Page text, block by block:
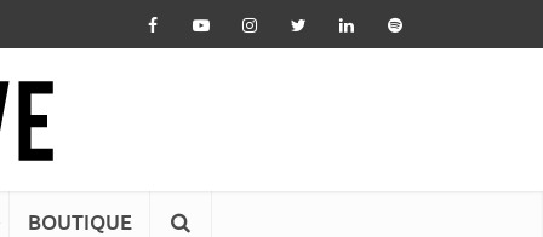
BOUTIQUE